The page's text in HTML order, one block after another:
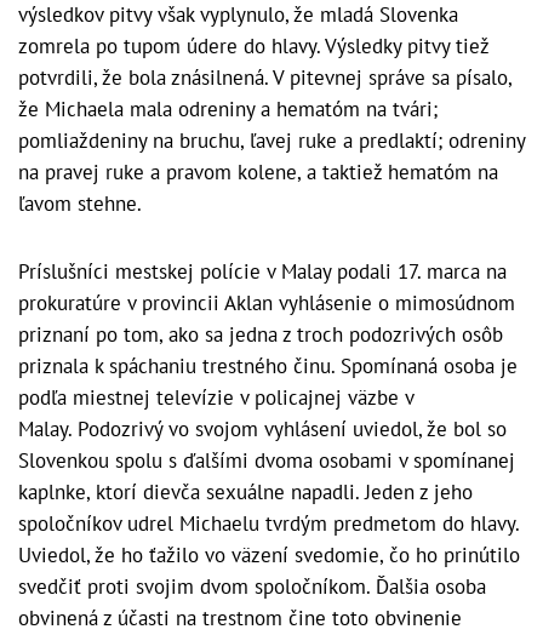
výsledkov pitvy však vyplynulo, že mladá Slovenka
zomrela po tupom údere do hlavy. Výsledky pitvy tiež
potvrdili, že bola znásilnená. V pitevnej správe sa písalo,
že Michaela mala odreniny a hematóm na tvári;
pomliaždeniny na bruchu, ľavej ruke a predlaktí; odreniny
na pravej ruke a pravom kolene, a taktiež hematóm na
ľavom stehne.
Príslušníci mestskej polície v Malay podali 17. marca na
prokuratúre v provincii Aklan vyhlásenie o mimosúdnom
priznaní po tom, ako sa jedna z troch podozrivých osôb
priznala k spáchaniu trestného činu. Spomínaná osoba je
podľa miestnej televízie v policajnej väzbe v
Malay. Podozrivý vo svojom vyhlásení uviedol, že bol so
Slovenkou spolu s ďalšími dvoma osobami v spomínanej
kaplnke, ktorí dievča sexuálne napadli. Jeden z jeho
spoločníkov udrel Michaelu tvrdým predmetom do hlavy.
Uviedol, že ho ťažilo vo väzení svedomie, čo ho prinútilo
svedčiť proti svojim dvom spoločníkom. Ďalšia osoba
obvinená z účasti na trestnom čine toto obvinenie